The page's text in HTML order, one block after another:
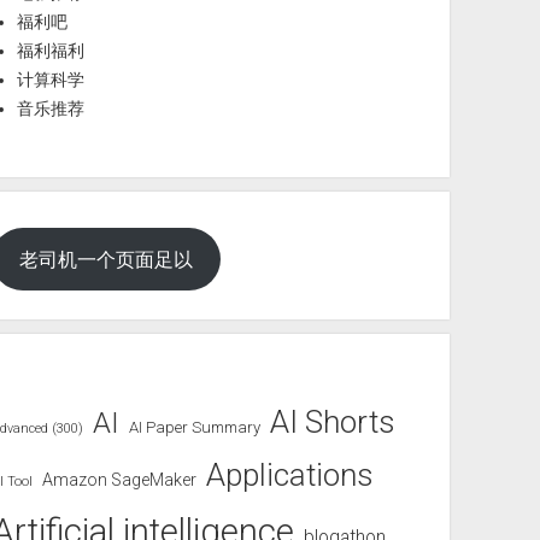
福利吧
福利福利
计算科学
音乐推荐
老司机一个页面足以
(300) AI AI Paper Summary AI Shorts
Tool Amazon SageMaker Applications
intelligence